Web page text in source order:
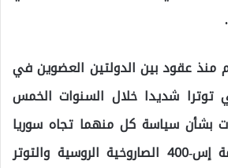
منذ عقود بين الدولتين العضوين في
شديدا خلال السنوات الخمس
بشأن سياسة كل منهما تجاه سوريا
وشراء أنقرة لمنظومة إس-400 الصاروخية الروسية والتوتر